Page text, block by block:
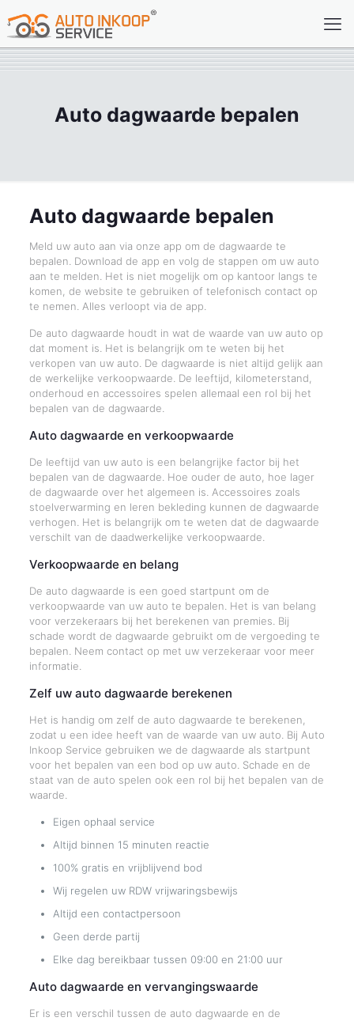
Auto dagwaarde bepalen
Auto dagwaarde bepalen
Meld uw auto aan via onze app om de dagwaarde te
bepalen. Download de app en volg de stappen om uw auto
aan te melden. Het is niet mogelijk om op kantoor langs te
komen, de website te gebruiken of telefonisch contact op
te nemen. Alles verloopt via de app.
De auto dagwaarde houdt in wat de waarde van uw auto op
dat moment is. Het is belangrijk om te weten bij het
verkopen van uw auto. De dagwaarde is niet altijd gelijk aan
de werkelijke verkoopwaarde. De leeftijd, kilometerstand,
onderhoud en accessoires spelen allemaal een rol bij het
bepalen van de dagwaarde.
Auto dagwaarde en verkoopwaarde
De leeftijd van uw auto is een belangrijke factor bij het
bepalen van de dagwaarde. Hoe ouder de auto, hoe lager
de dagwaarde over het algemeen is. Accessoires zoals
stoelverwarming en leren bekleding kunnen de dagwaarde
verhogen. Het is belangrijk om te weten dat de dagwaarde
verschilt van de daadwerkelijke verkoopwaarde.
Verkoopwaarde en belang
De auto dagwaarde is een goed startpunt om de
verkoopwaarde van uw auto te bepalen. Het is van belang
voor verzekeraars bij het berekenen van premies. Bij
schade wordt de dagwaarde gebruikt om de vergoeding te
bepalen. Neem contact op met uw verzekeraar voor meer
informatie.
Zelf uw auto dagwaarde berekenen
Het is handig om zelf de auto dagwaarde te berekenen,
zodat u een idee heeft van de waarde van uw auto. Bij Auto
Inkoop Service gebruiken we de dagwaarde als startpunt
voor het bepalen van een bod op uw auto. Schade en de
staat van de auto spelen ook een rol bij het bepalen van de
waarde.
Eigen ophaal service
Altijd binnen 15 minuten reactie
100% gratis en vrijblijvend bod
Wij regelen uw RDW vrijwaringsbewijs
Altijd een contactpersoon
Geen derde partij
Elke dag bereikbaar tussen 09:00 en 21:00 uur
Auto dagwaarde en vervangingswaarde
Er is een verschil tussen de auto dagwaarde en de